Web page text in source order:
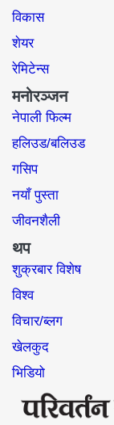
विकास
शेयर
रेमिटेन्स
मनोरञ्जन
नेपाली फिल्म
हलिउड/बलिउड
गसिप
नयाँ पुस्ता
जीवनशैली
थप
शुक्रबार विशेष
विश्व
विचार/ब्लग
खेलकुद
भिडियो